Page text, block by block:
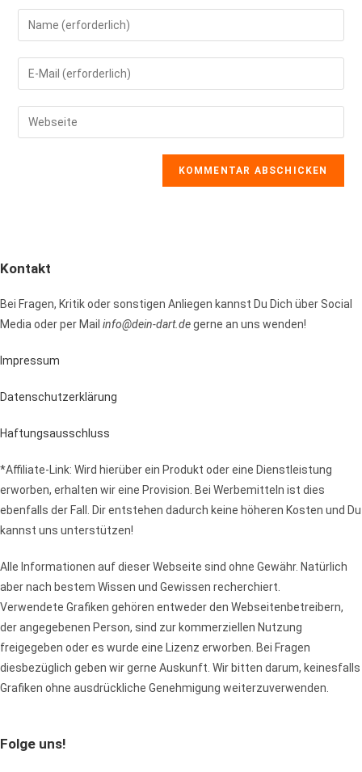
Gib
deinen
Namen
oder
zum
Kommentieren
Gib
deine
E-
Mail-
Gib
deine
Kontakt
Bei Fragen, Kritik oder sonstigen Anliegen kannst Du Dich über Social
Media oder per Mail info@dein-dart.degerne an uns wenden!
Impressum
Datenschutzerklärung
Haftungsausschluss
*Affiliate-Link: Wird hierüber ein Produkt oder eine Dienstleistung
erworben, erhalten wir eine Provision. Bei Werbemitteln ist dies
ebenfalls der Fall. Dir entstehen dadurch keine höheren Kosten und Du
kannst uns unterstützen!
Alle Informationen auf dieser Webseite sind ohne Gewähr. Natürlich
aber nach bestem Wissen und Gewissen recherchiert.
Verwendete Grafiken gehören entweder den Webseitenbetreibern,
der angegebenen Person, sind zur kommerziellen Nutzung
freigegeben oder es wurde eine Lizenz erworben. Bei Fragen
diesbezüglich geben wir gerne Auskunft. Wir bitten darum, keinesfalls
Grafiken ohne ausdrückliche Genehmigung weiterzuverwenden.
Folge uns!